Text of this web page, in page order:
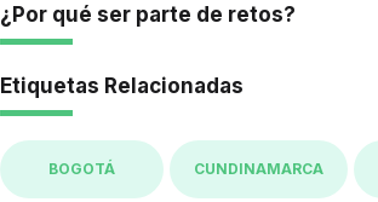
¿Por qué ser parte de retos?
Etiquetas Relacionadas
BOGOTÁ CUNDINAMARCA